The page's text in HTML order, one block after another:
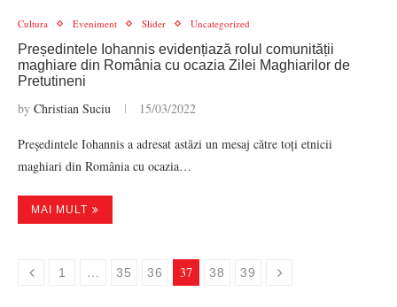
Cultura Eveniment Slider Uncategorized
Președintele Iohannis evidențiază rolul comunității
maghiare din România cu ocazia Zilei Maghiarilor de
Pretutineni
by Christian Suciu 15/03/2022
Președintele Iohannis a adresat astăzi un mesaj către toți etnicii
maghiari din România cu ocazia…
MAI MULT
1 … 35 36 37 38 39